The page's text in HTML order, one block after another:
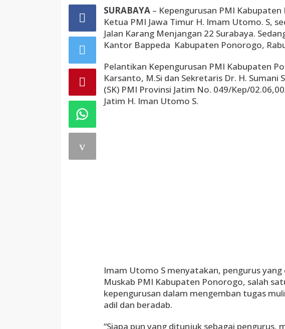
SURABAYA– Kepengurusan PMI
Ketua PMI Jawa Timur H. Imam Utomo. S,
Jalan Karang Menjangan 22 Surabaya.
Kantor Bappeda Kabupaten Ponorogo,
Pelantikan Kepengurusan PMI Kabupaten
Karsanto, M.Si dan Sekretaris Dr. H.
(SK) PMI Provinsi Jatim No. 049/Kep/
Jatim H. Iman Utomo S.
Imam Utomo S menyatakan, pengurus
Muskab PMI Kabupaten Ponorogo, salah
kepengurusan dalam mengemban tugas
adil dan beradab.
“Siapa pun yang ditunjuk sebagai pengurus,